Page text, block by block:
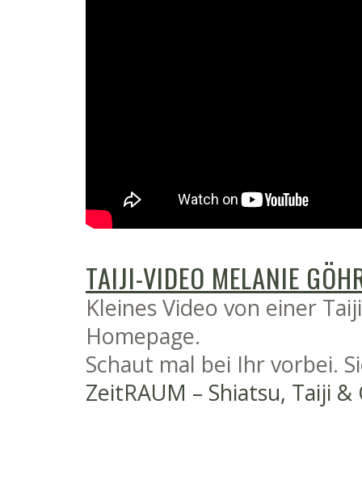
TAIJI-VIDEO MELANIE
Kleines Video von einer
Homepage.
Schaut mal bei Ihr vorbei.
ZeitRAUM – Shiatsu, Taiji &